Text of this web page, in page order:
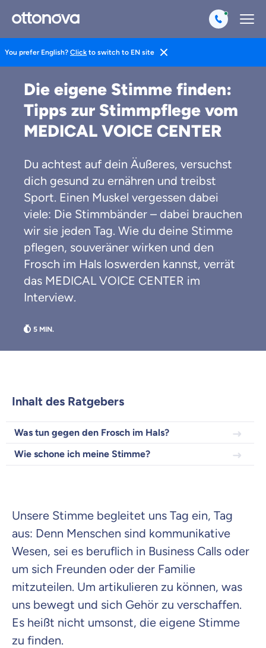
You prefer English? Click to switch to EN site
Life Hacks
Die eigene Stimme finden:
Tipps zur Stimmpflege vom
MEDICAL VOICE CENTER
Du achtest auf dein Äußeres, versuchst
dich gesund zu ernähren und treibst
Sport. Einen Muskel vergessen dabei
viele: Die Stimmbänder – dabei brauchen
wir sie jeden Tag. Wie du deine Stimme
pflegen, souveräner wirken und den
Frosch im Hals loswerden kannst, verrät
das MEDICAL VOICE CENTER im
Interview.
Inhalt des Ratgebers
Was tun gegen den Frosch im Hals?
Wie schone ich meine Stimme?
Unsere Stimme begleitet uns Tag ein, Tag
aus: Denn Menschen sind kommunikative
Wesen, sei es beruflich in Business Calls oder
um sich Freunden oder der Familie
mitzuteilen. Um artikulieren zu können, was
uns bewegt und sich Gehör zu verschaffen.
Es heißt nicht umsonst, die eigene Stimme
zu finden.
du dich gut beraten fühlst.
Objektive und faire Beratung
Vergleich mit anderen Tarifen am Markt
Wir helfen dir dabei Unterschiede in
Versicherungen zu verstehen
Wozu dürfen wir dich beraten?
Versicherungsprodukt wählen
Krankenvoll
Versicherung
Beamten
Versicherung